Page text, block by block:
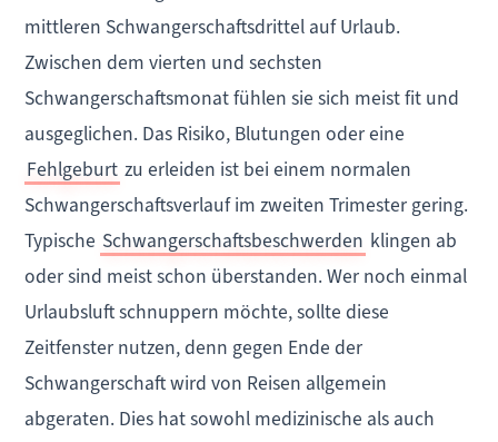
mittleren Schwangerschaftsdrittel auf Urlaub.
Zwischen dem vierten und sechsten
Schwangerschaftsmonat fühlen sie sich meist fit und
ausgeglichen. Das Risiko, Blutungen oder eine
Fehlgeburt zu erleiden ist bei einem normalen
Schwangerschaftsverlauf im zweiten Trimester gering.
Typische Schwangerschaftsbeschwerden klingen ab
oder sind meist schon überstanden. Wer noch einmal
Urlaubsluft schnuppern möchte, sollte diese
Zeitfenster nutzen, denn gegen Ende der
Schwangerschaft wird von Reisen allgemein
abgeraten. Dies hat sowohl medizinische als auch